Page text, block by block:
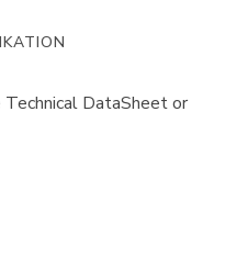
DataSheet or